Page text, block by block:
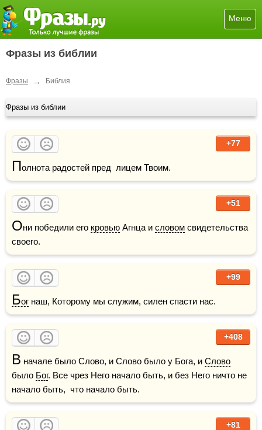
Меню
Фразы из библии
Фразы → Библия
Фразы из библии
+77
Полнота радостей пред  лицем Твоим.
+51
Они победили его кровью Агнца и словом свидетельства
своего.
+99
Бог наш, Которому мы служим, силен спасти нас.
+408
В начале было Слово, и Слово было у Бога, и Слово
было Бог. Все чрез Него начало быть, и без Него ничто не
начало быть,  что начало быть.
+81